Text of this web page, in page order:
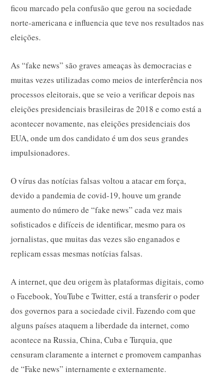
ficou marcado pela confusão que gerou na sociedade
norte-americana e influencia que teve nos resultados nas
eleições.
As “fake news” são graves ameaças às democracias e
muitas vezes utilizadas como meios de interferência nos
processos eleitorais, que se veio a verificar depois nas
eleições presidenciais brasileiras de 2018 e como está a
acontecer novamente, nas eleições presidenciais dos
EUA, onde um dos candidato é um dos seus grandes
impulsionadores.
O vírus das notícias falsas voltou a atacar em força,
devido a pandemia de covid-19, houve um grande
aumento do número de “fake news” cada vez mais
sofisticados e difíceis de identificar, mesmo para os
jornalistas, que muitas das vezes são enganados e
replicam essas mesmas notícias falsas.
A internet, que deu origem às plataformas digitais, como
o Facebook, YouTube e Twitter, está a transferir o poder
dos governos para a sociedade civil. Fazendo com que
alguns países ataquem a liberdade da internet, como
acontece na Russia, China, Cuba e Turquia, que
censuram claramente a internet e promovem campanhas
de “Fake news” internamente e externamente.